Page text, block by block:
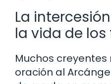
La
la vida de los
Muchos creyentes
oración al